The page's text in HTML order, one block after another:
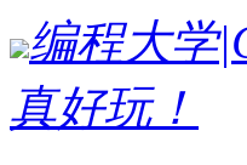
编程大学
真好玩！